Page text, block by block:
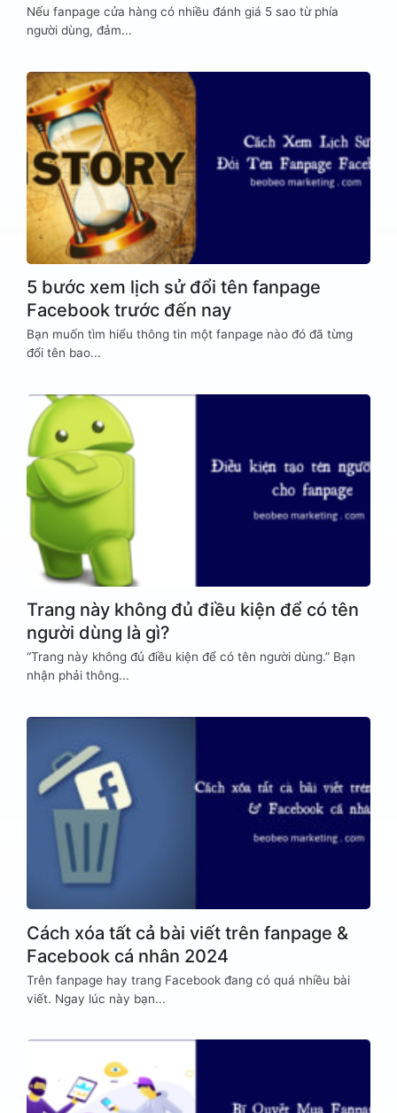
Nếu fanpage cửa hàng có nhiều đánh giá 5 sao từ phía
người dùng, đảm...
5 bước xem lịch sử đổi tên fanpage
Facebook trước đến nay
Bạn muốn tìm hiểu thông tin một fanpage nào đó đã từng
đổi tên bao...
Trang này không đủ điều kiện để có tên
người dùng là gì?
“Trang này không đủ điều kiện để có tên người dùng.” Bạn
nhận phải thông...
Cách xóa tất cả bài viết trên fanpage &
Facebook cá nhân 2024
Trên fanpage hay trang Facebook đang có quá nhiều bài
viết. Ngay lúc này bạn...